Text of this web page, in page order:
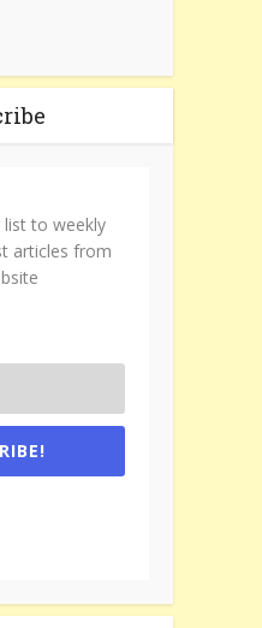
list to weekly
articles from